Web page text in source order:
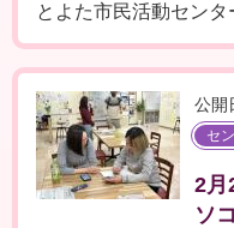
とよた市民活動センタ
公開
セ
2月
ソ